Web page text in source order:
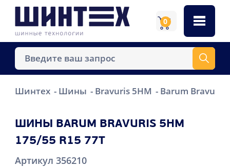
0
Шинтех Шины Bravuris 5HM Barum Bravuris
ШИНЫ BARUM BRAVURIS 5HM
175/55 R15 77T
Артикул 356210